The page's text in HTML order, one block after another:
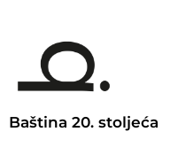
Baština 20. stoljeća